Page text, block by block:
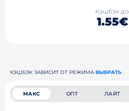
Кэшбэк до
1.55€
КЭШБЭК ЗАВИСИТ ОТ РЕЖИМА ВЫБРАТЬ
МАКС ОПТ ЛАЙТ